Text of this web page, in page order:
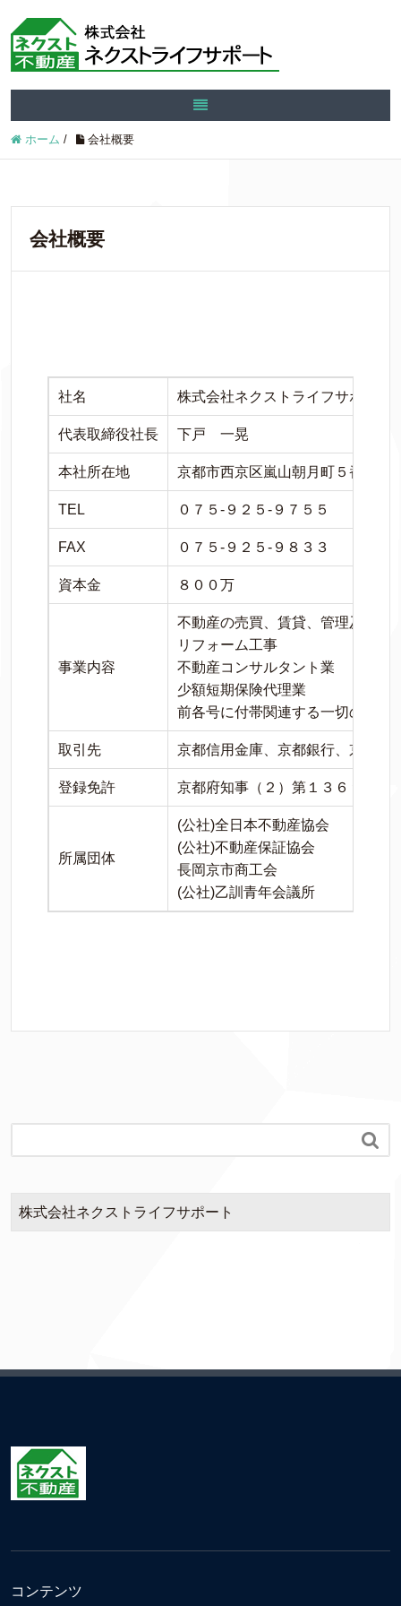
ホーム / 会社概要
会社概要
社名 株式会社ネクストライフサポート
代表取締役社長 下戸 一晃
本社所在地 京都市西京区嵐山朝月町５番３９
TEL ０７５-９２５-９７５５
FAX ０７５-９２５-９８３３
資本金 ８００万
事業内容
不動産の売買、賃貸、管理及びそ
リフォーム工事
不動産コンサルタント業
少額短期保険代理業
前各号に付帯関連する一切の事業
取引先 京都信用金庫、京都銀行、京都中
登録免許 京都府知事（２）第１３６９１号
所属団体
(公社)全日本不動産協会
(公社)不動産保証協会
長岡京市商工会
(公社)乙訓青年会議所

株式会社ネクストライフサポート
コンテンツ